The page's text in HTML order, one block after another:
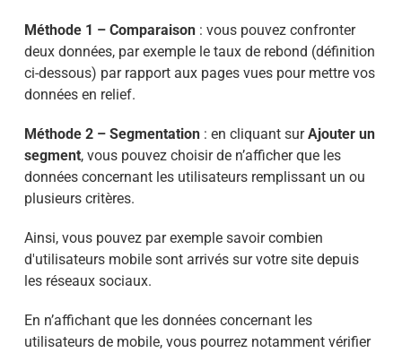
Méthode 1 – Comparaison: vous pouvez confronter
deux données, par exemple le taux de rebond (définition
ci-dessous) par rapport aux pages vues pour mettre vos
données en relief.
Méthode 2 – Segmentation : en cliquant surAjouter un
segment, vous pouvez choisir de n’afficher que les
données concernant les utilisateurs remplissant un ou
plusieurs critères.
Ainsi, vous pouvez par exemple savoir combien
d'utilisateurs mobile sont arrivés sur votre site depuis
les réseaux sociaux.
En n’affichant que les données concernant les
utilisateurs de mobile, vous pourrez notamment vérifier